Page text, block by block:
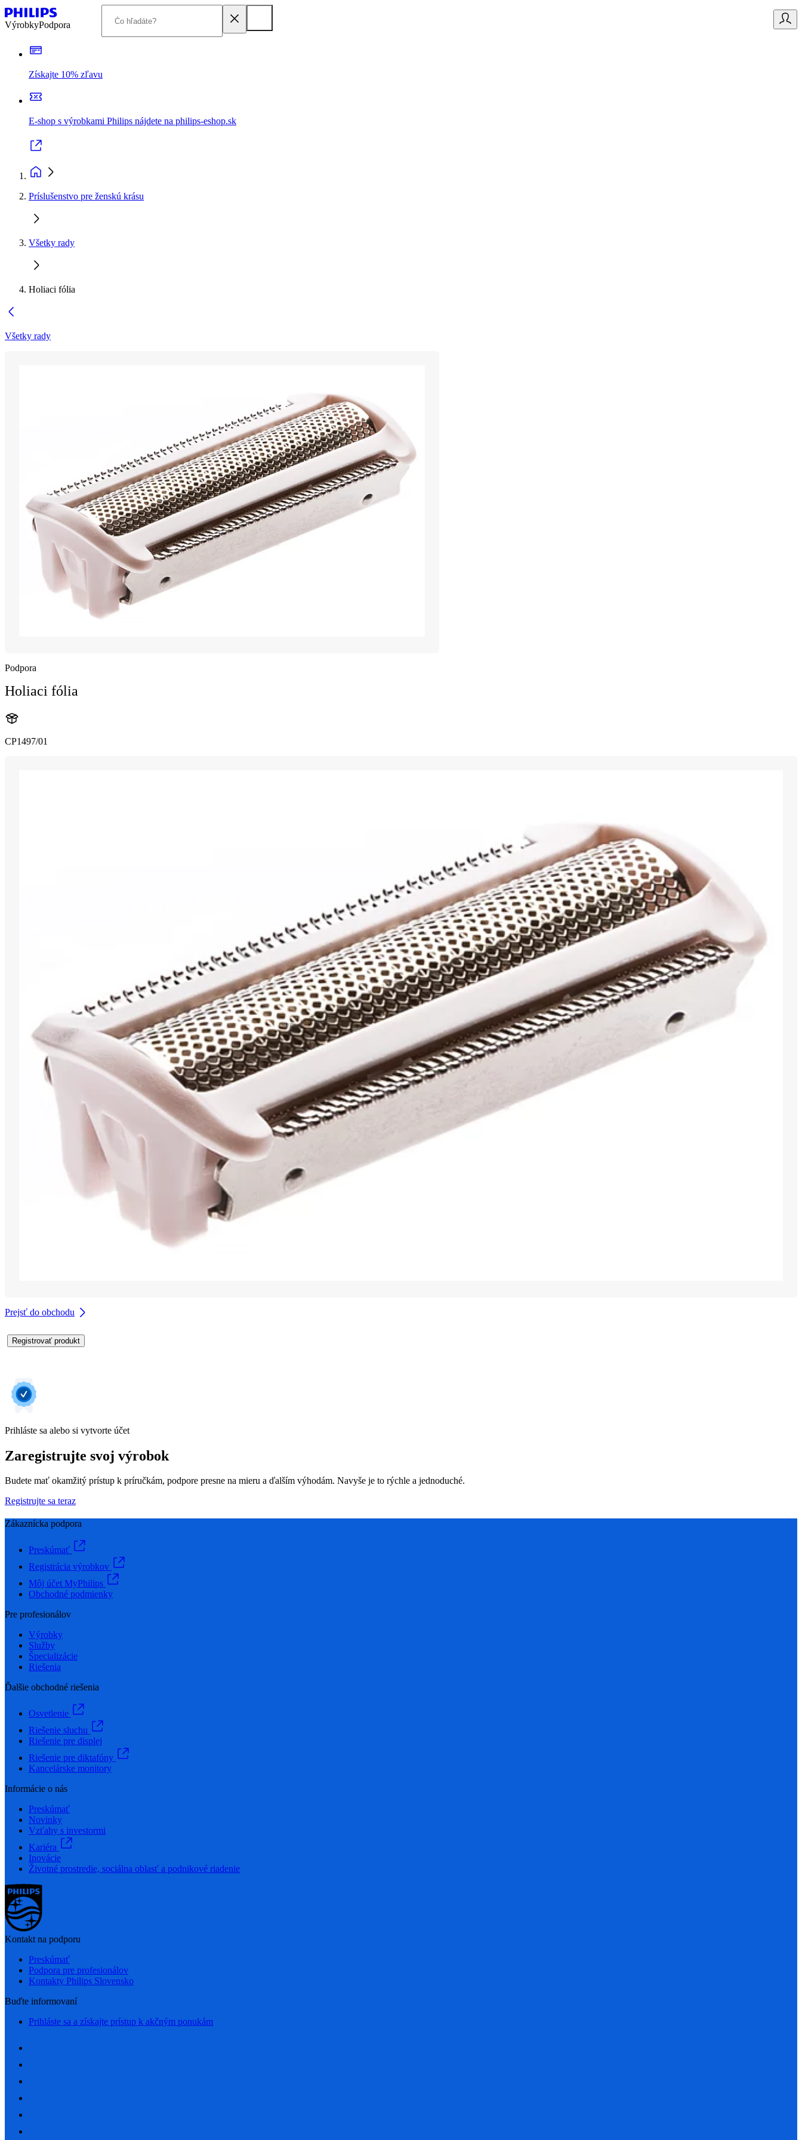
VýrobkyPodpora
Získajte 10% zľavu
E-shop s výrobkami Philips nájdete na philips-eshop.sk
Príslušenstvo pre ženskú krásu
Všetky rady
Holiaci fólia
Všetky rady
Podpora
Holiaci fólia
CP1497/01
Prejsť do obchodu
Registrovať produkt
Prihláste sa alebo si vytvorte účet
Zaregistrujte svoj výrobok
Budete mať okamžitý prístup k príručkám, podpore presne na mieru a ďalším výhodám. Navyše je to rýchle a jednoduché.
Registrujte sa teraz
Zákaznícka podpora
Preskúmať
Registrácia výrobkov
Môj účet MyPhilips
Obchodné podmienky
Pre profesionálov
Výrobky
Služby
Špecializácie
Riešenia
Ďalšie obchodné riešenia
Osvetlenie
Riešenie sluchu
Riešenie pre displej
Riešenie pre diktafóny
Kancelárske monitory
Informácie o nás
Preskúmať
Novinky
Vzťahy s investormi
Kariéra
Inovácie
Životné prostredie, sociálna oblasť a podnikové riadenie
Kontakt na podporu
Preskúmať
Podpora pre profesionálov
Kontakty Philips Slovensko
Buďte informovaní
Prihláste sa a získajte prístup k akčným ponukám